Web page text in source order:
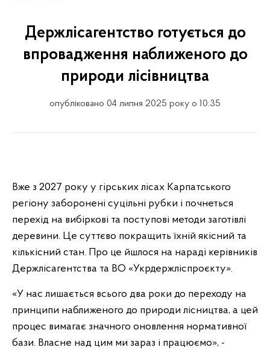
Держлісагентство готується до
впровадження наближеного до
природи лісівництва
опубліковано 04 липня 2025 року о 10:35
Вже з 2027 року у гірських лісах Карпатського
регіону заборонені суцільні рубки і почнеться
перехід на вибіркові та поступові методи заготівлі
деревини. Це суттєво покращить їхній якісний та
кількісний стан. Про це йшлося на нараді керівників
Держлісагентства та ВО «Укрдержліспроєкту».
«У нас лишається всього два роки до переходу на
принципи наближеного до природи лісництва, а цей
процес вимагає значного оновлення нормативної
бази. Власне над цим ми зараз і працюємо», -